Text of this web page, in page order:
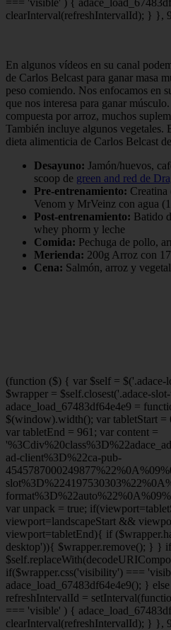
clearInterval(refreshIntervalId); } },
En algunos vídeos en su canal
de Carlos Belcast para ganar masa
peso comiendo. Nos enfocamos en
que nos interesa para ganar
compuesta por arroz, muchos
También incluye algunos vegetales.
dieta alimenticia de Carlos Belcast
Desayuno: Jamón/huevos,
scoop de green and red de
Pre-entrenamiento: Creatina
Venom y MrVeinz con agua
Post-entrenamiento: Batido
whey phorm y leche
Comida: Pechuga de pollo,
Merienda: 200g Arroz con
Cena: Salmón, arroz y
(function ($) { var $self = $('.adace-
$wrapper = $self.closest('.adace-
adace_load_67483df64e4e9 =
$(window).width(); var tabletStart =
var tabletEnd = 961; var content =
ad-client%3D%22ca-pub-
var unpack = true; if(viewport
viewport=landscapeStart &&
viewport=tabletEnd){ if
desktop')){ $wrapper.remove(); } }
if($wrapper.css('visibility') ===
adace_load_67483df64e4e9(); }
refreshIntervalId =
=== 'visible' ) {
clearInterval(refreshIntervalId); } },